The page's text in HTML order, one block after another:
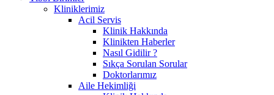
Kliniklerimiz
Acil Servis
Klinik Hakkında
Klinikten Haberler
Nasıl Gidilir ?
Sıkça Sorulan Sorular
Doktorlarımız
Aile Hekimliği